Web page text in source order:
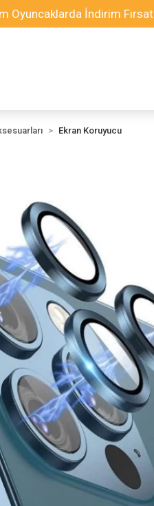
İndirim Fırsatı
Ekran Koruyucu